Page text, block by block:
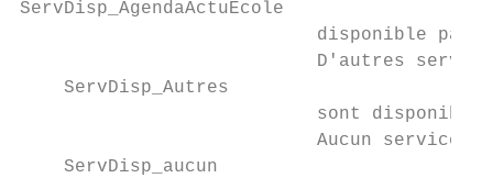
ServDisp_AgendaActuEcole
disponible par
D'autres
    ServDisp_Autres
sont
Aucun service
    ServDisp_aucun